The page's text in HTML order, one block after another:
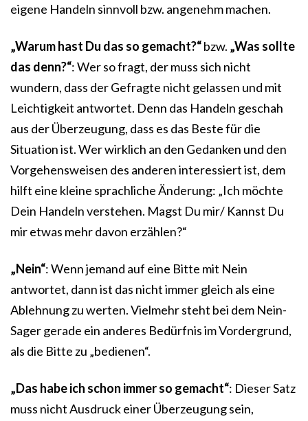
eigene Handeln sinnvoll bzw. angenehm machen.
„Warum hast Du das so gemacht?“bzw. „Was sollte
das denn?“: Wer so fragt, der muss sich nicht
wundern, dass der Gefragte nicht gelassen und mit
Leichtigkeit antwortet. Denn das Handeln geschah
aus der Überzeugung, dass es das Beste für die
Situation ist. Wer wirklich an den Gedanken und den
Vorgehensweisen des anderen interessiert ist, dem
hilft eine kleine sprachliche Änderung: „Ich möchte
Dein Handeln verstehen. Magst Du mir/ Kannst Du
mir etwas mehr davon erzählen?“
„Nein“: Wenn jemand auf eine Bitte mit Nein
antwortet, dann ist das nicht immer gleich als eine
Ablehnung zu werten. Vielmehr steht bei dem Nein-
Sager gerade ein anderes Bedürfnis im Vordergrund,
als die Bitte zu „bedienen“.
„Das habe ich schon immer so gemacht“: Dieser Satz
muss nicht Ausdruck einer Überzeugung sein,